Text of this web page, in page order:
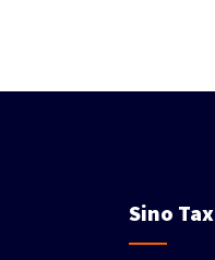
Sino Tax